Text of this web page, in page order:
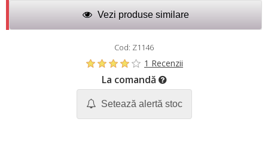
Vezi produse similare
Cod: Z1146
1 Recenzii
La comandă
Setează alertă stoc